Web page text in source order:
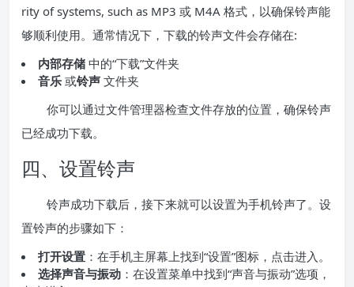
rity of systems, such as MP3 或 M4A 格式，以确保铃声能
够顺利使用。通常情况下，下载的铃声文件会存储在:
内部存储 中的“下载”文件夹
音乐 或铃声 文件夹
你可以通过文件管理器检查文件存放的位置，确保铃声
已经成功下载。
四、设置铃声
铃声成功下载后，接下来就可以设置为手机铃声了。设
置铃声的步骤如下：
打开设置 ：在手机主屏幕上找到“设置”图标，点击进入。
选择声音与振动 ：在设置菜单中找到“声音与振动”选项，